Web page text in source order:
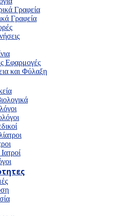
Γραφεία
Γραφεία
Εφαρμογές
και Φύλαξη